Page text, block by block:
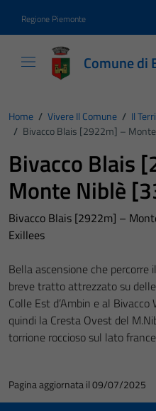
Regione Piemonte
Comune di
Home / Vivere Il Comune / Il
/ Bivacco Blais [2922m] –
Bivacco Blais
Monte Niblè
Bivacco Blais [2922m] –
Exillees
Bella ascensione che percorre
breve tratto attrezzato su
Colle Est d’Ambin e al
quindi la Cresta Ovest del
torrione roccioso sul lato
Pagina aggiornata il 09/07/2025